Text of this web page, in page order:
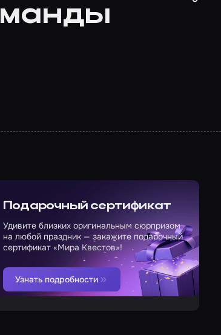
Подарочный сертификат
Удивите близких оригинальным сюрпризом
на любой праздник — закажите подарочный
сертификат «Мира Квестов»!
Узнать подробности